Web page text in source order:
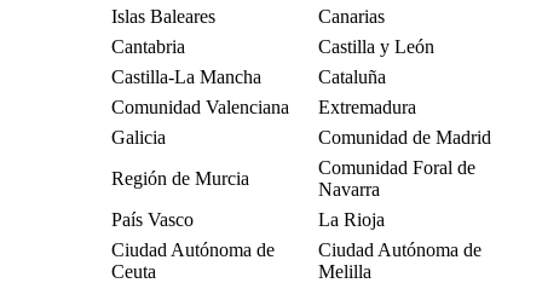
Islas Baleares
Canarias
Cantabria
Castilla y León
Castilla-La Mancha
Cataluña
Comunidad Valenciana
Extremadura
Galicia
Comunidad de Madrid
Región de Murcia
Comunidad Foral de
Navarra
País Vasco
La Rioja
Ciudad Autónoma de
Ceuta
Ciudad Autónoma de
Melilla